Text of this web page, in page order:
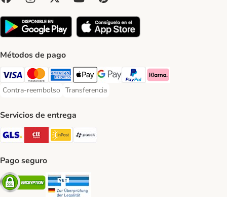
Métodos de pago
Visa Payment Method
Mastercard Payment Method
American Express Payment Method
Apple Pay Payment Method
Google Pay Payment Method
PayPal Payment Method
Klarna Payment Method
Contra-reembolso
Contra-reembolso Payment Method
Transferencia
Transferencia Payment Method
Servicios de entrega
GLS Shipping Method
CTTExpress Shipping Method
InPost Shipping Method
paack Shipping Method
Pago seguro
Security